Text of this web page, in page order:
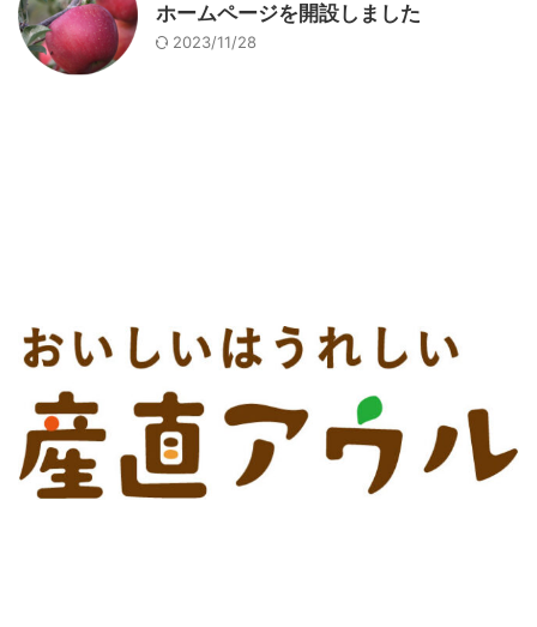
ホームページを開設しました
2023/11/28